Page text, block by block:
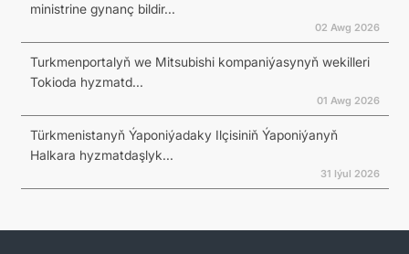
ministrine gynanç bildir...
02 Awg 2026
Turkmenportalyň we Mitsubishi kompaniýasynyň wekilleri
Tokioda hyzmatd...
01 Awg 2026
Türkmenistanyň Ýaponiýadaky Ilçisiniň Ýaponiýanyň
Halkara hyzmatdaşlyk...
31 Iýul 2026